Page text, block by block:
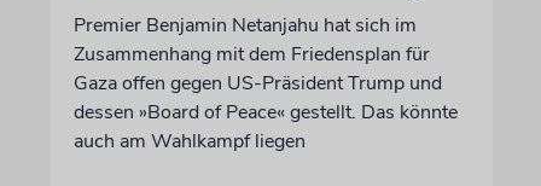
Premier Benjamin Netanjahu hat sich im
Zusammenhang mit dem Friedensplan für
Gaza offen gegen US-Präsident Trump und
dessen »Board of Peace« gestellt. Das könnte
auch am Wahlkampf liegen